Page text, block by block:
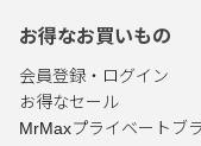
お得なお買いもの
会員登録・ログイン
お得なセール
MrMaxプライベートブ